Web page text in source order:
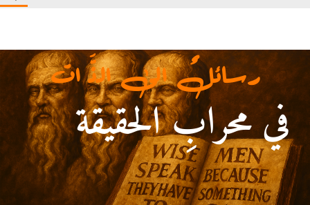
في محرابِ الحقيقة
علي بن أبي طالب)
رسائلٌ الى الذَّ ات